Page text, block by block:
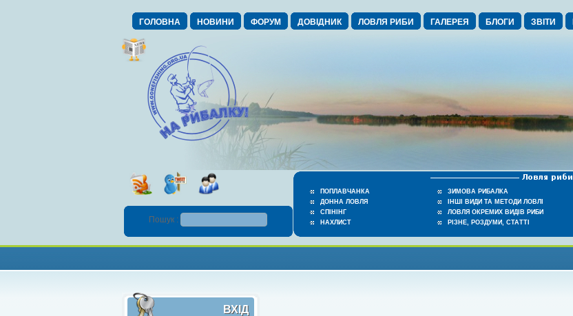
ГОЛОВНА НОВИНИ ФОРУМ ДОВІДНИК ЛОВЛЯ РИБИ ГАЛЕРЕЯ БЛОГИ ЗВІТИ
ПОПЛАВЧАНКА
ДОННА ЛОВЛЯ
СПІНІНГ
НАХЛИСТ
ЗИМОВА РИБАЛКА
ІНШІ ВИДИ ТА МЕТОДИ ЛОВЛІ
ЛОВЛЯ ОКРЕМИХ ВИДІВ РИБИ
РІЗНЕ, РОЗДУМИ, СТАТТІ
Пошук :
ВХІД